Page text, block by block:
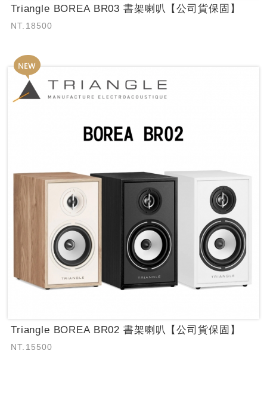
Triangle BOREA BR03 書架喇叭【公司貨保固】
NT.18500
Triangle BOREA BR02 書架喇叭【公司貨保固】
NT.15500